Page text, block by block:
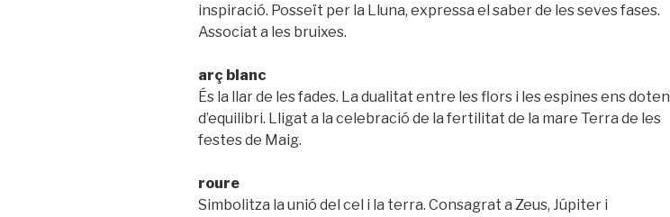
inspiració. Posseït per la Lluna, expressa el saber de les seves fases.
Associat a les bruixes.
arç blanc
És la llar de les fades. La dualitat entre les flors i les espines ens doten
d’equilibri. Lligat a la celebració de la fertilitat de la mare Terra de les
festes de Maig.
roure
Simbolitza la unió del cel i la terra. Consagrat a Zeus, Júpiter i